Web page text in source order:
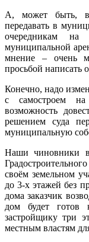
А, может быть,
передавать в
очередникам на
муниципальной
мнение – очень
просьбой написать
Конечно, надо
с самостроем на
возможность
решением суда
муниципальную
Наши чиновники
своём земельном
до 3-х этажей без
дома заказчик
дом будет готов
застройщику три
местным властям